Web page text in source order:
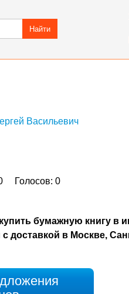
Найти
Васильевич
Голосов: 0
бумажную книгу в
в Москве,